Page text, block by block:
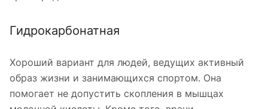
Гидрокарбонатная
Хороший вариант для людей, ведущих активный
образ жизни и занимающихся спортом. Она
помогает не допустить скопления в мышцах